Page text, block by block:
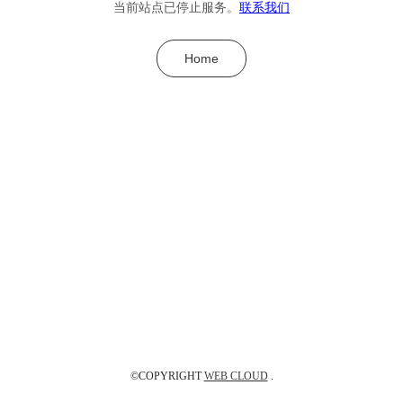
当前站点已停止服务。 联系我们
Home
©COPYRIGHTWEB CLOUD.